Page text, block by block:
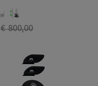
€ 800,00